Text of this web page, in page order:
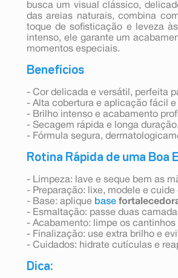
busca um visual clássico,
das areias naturais, combina
toque de sofisticação e leveza
intenso, ele garante um
momentos especiais.
Benefícios
- Cor delicada e versátil, perfeita
- Alta cobertura e aplicação fácil e
- Brilho intenso e acabamento
- Secagem rápida e longa duração.
- Fórmula segura,
Rotina Rápida de uma Boa
- Limpeza: lave e seque bem as
- Preparação: lixe, modele e cuide
- Base: aplique base
- Esmaltação: passe duas
- Acabamento: limpe os
- Finalização: use extra brilho e
- Cuidados: hidrate cutículas e
Dica: